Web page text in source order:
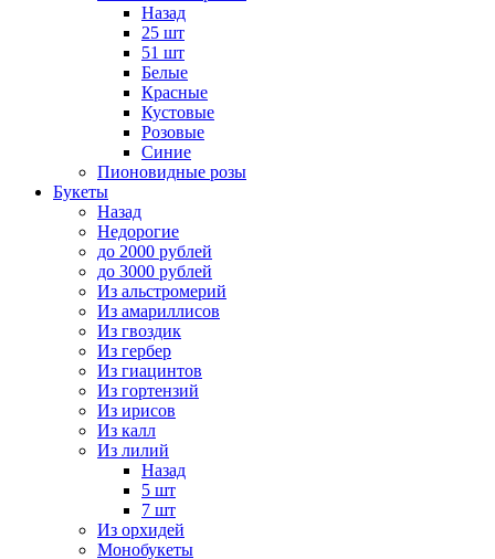
Назад
25 шт
51 шт
Белые
Красные
Кустовые
Розовые
Синие
Пионовидные розы
Букеты
Назад
Недорогие
до 2000 рублей
до 3000 рублей
Из альстромерий
Из амариллисов
Из гвоздик
Из гербер
Из гиацинтов
Из гортензий
Из ирисов
Из калл
Из лилий
Назад
5 шт
7 шт
Из орхидей
Монобукеты